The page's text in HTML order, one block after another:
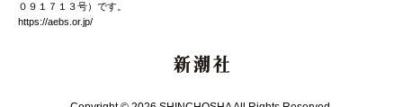
０９１７１３号）です。
https://aebs.or.jp/